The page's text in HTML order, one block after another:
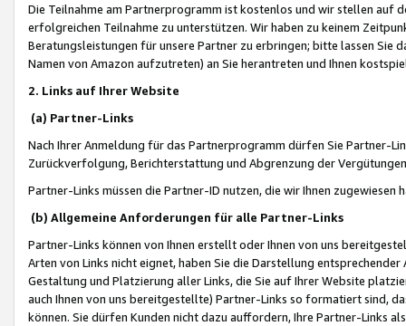
Die Teilnahme am Partnerprogramm ist kostenlos und wir stellen auf
erfolgreichen Teilnahme zu unterstützen. Wir haben zu keinem
Beratungsleistungen für unsere Partner zu erbringen; bitte lassen Sie
Namen von Amazon aufzutreten) an Sie herantreten und Ihnen
2. Links auf Ihrer Website
(a) Partner-Links
Nach Ihrer Anmeldung für das Partnerprogramm dürfen Sie Partner-
Zurückverfolgung, Berichterstattung und Abgrenzung der
Partner-Links müssen die Partner-ID nutzen, die wir Ihnen zugewiesen
(b) Allgemeine Anforderungen für alle Partner-Links
Partner-Links können von Ihnen erstellt oder Ihnen von uns
Arten von Links nicht eignet, haben Sie die Darstellung
Gestaltung und Platzierung aller Links, die Sie auf Ihrer Website
auch Ihnen von uns bereitgestellte) Partner-Links so formatiert sind,
können. Sie dürfen Kunden nicht dazu auffordern, Ihre Partner-Links